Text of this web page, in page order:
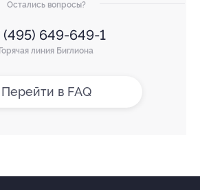
Остались вопросы?
(495) 649-649-1
Горячая линия Биглиона
Перейти в FAQ